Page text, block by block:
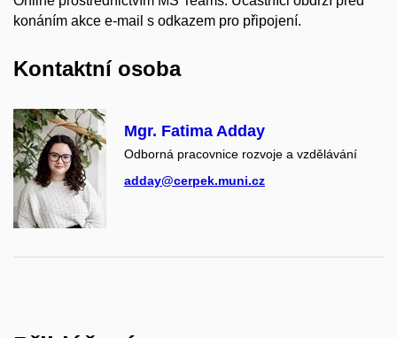
konáním akce e-mail s odkazem pro připojení.
Kontaktní osoba
Mgr. Fatima Adday
Odborná pracovnice rozvoje a vzdělávání
adday@cerpek.muni.cz